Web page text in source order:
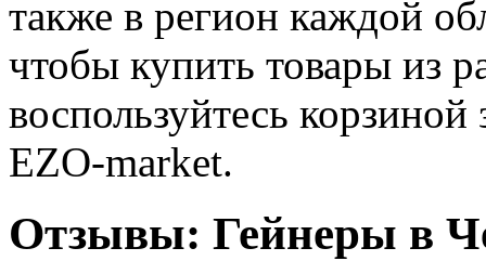
также в регион каждой
чтобы купить товары из
воспользуйтесь корзиной
EZO-market.
Отзывы: Гейнеры в